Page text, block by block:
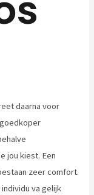
daarna voor
jou kiest. Een
zeer comfort.
va gelijk